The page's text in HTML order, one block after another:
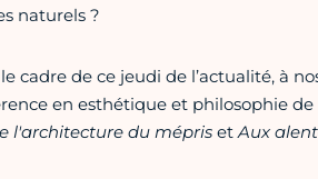
naturels ?
cadre de ce jeudi de l’actualité, à
en esthétique et philosophie
l'architecture du mépris etAux